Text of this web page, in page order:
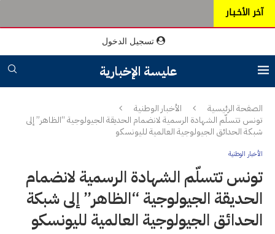
آخر الأخـبـار
تسجيل الدخول
عليسة الإخبارية
الصفحة الرئيسية
الأخبار الوطنية
تونس تتسلّم الشهادة الرسمية لانضمام الحديقة الجيولوجية “الظاهر” إلى
شبكة الحدائق الجيولوجية العالمية لليونسكو
الأخبار الوطنية
تونس تتسلّم الشهادة الرسمية لانضمام
الحديقة الجيولوجية “الظاهر” إلى شبكة
الحدائق الجيولوجية العالمية لليونسكو